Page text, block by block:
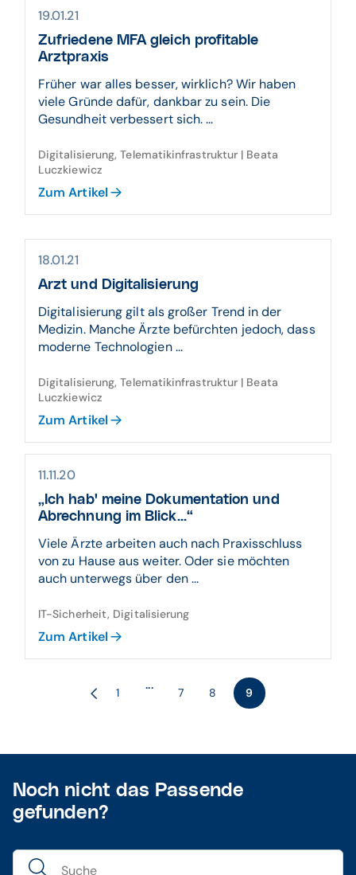
19.01.21
Zufriedene MFA gleich profitable
Arztpraxis
Früher war alles besser, wirklich? Wir haben
viele Gründe dafür, dankbar zu sein. Die
Gesundheit verbessert sich. ...
Digitalisierung, Telematikinfrastruktur | Beata
Luczkiewicz
Zum Artikel
18.01.21
Arzt und Digitalisierung
Digitalisierung gilt als großer Trend in der
Medizin. Manche Ärzte befürchten jedoch, dass
moderne Technologien ...
Digitalisierung, Telematikinfrastruktur | Beata
Luczkiewicz
Zum Artikel
11.11.20
„Ich hab' meine Dokumentation und
Abrechnung im Blick...“
Viele Ärzte arbeiten auch nach Praxisschluss
von zu Hause aus weiter. Oder sie möchten
auch unterwegs über den ...
IT-Sicherheit, Digitalisierung
Zum Artikel
1
...
7 8 9
Noch nicht das Passende
gefunden?